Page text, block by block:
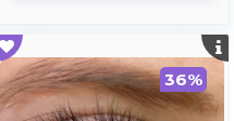
36%